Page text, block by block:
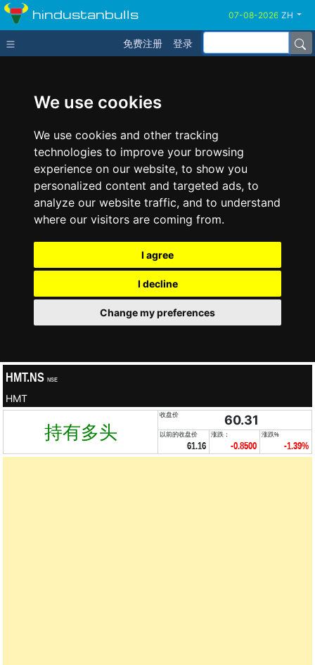
We use cookies
We use cookies and other tracking
technologies to improve your browsing
experience on our website, to show you
personalized content and targeted ads, to
analyze our website traffic, and to understand
where our visitors are coming from.
I agree
I decline
Change my preferences
hindustanbulls ZH
免费注册 登录
HMT.NS NSE
HMT
持有多头
收盘价 60.31
以前的收盘价
61.16
涨跌：
-0.8500
涨跌%
-1.39%